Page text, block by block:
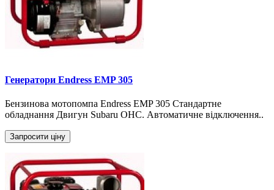
Генератори Endress EMP 305
Бензинова мотопомпа Endress EMP 305 Стандартне
обладнання Двигун Subaru OHC. Автоматичне відключення..
Запросити ціну